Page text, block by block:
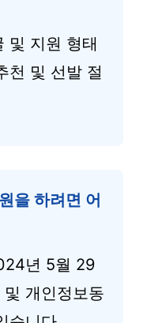
및 지원 형태
천 및 선발 절
을 하려면 어
년 5월 29
개인정보동